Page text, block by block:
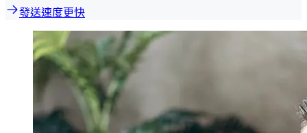
發送速度更快